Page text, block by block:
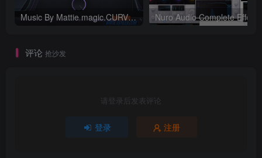
Music By Mattie magic.CURVE v1.0.2-WIN
评论 抢沙发
请登录后发表评论
登录 注册